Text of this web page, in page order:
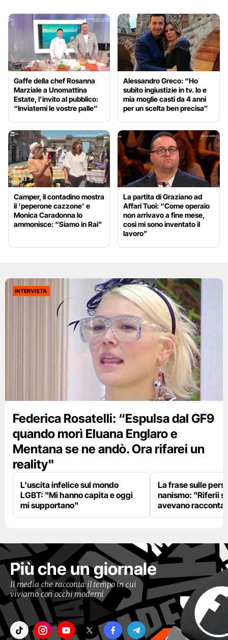
Gaffe della chef Rosanna
Marziale a Unomattina
Estate, l’invito al pubblico:
“Inviatemi le vostre palle”
Alessandro Greco: “Ho
subito ingiustizie in tv. Io e
mia moglie casti da 4 anni
per un scelta ben precisa”
Camper, il contadino mostra
il ‘peperone cazzone’ e
Monica Caradonna lo
ammonisce: “Siamo in Rai”
La partita di Graziano ad
Affari Tuoi: “Come operaio
non arrivavo a fine mese,
così mi sono inventato il
lavoro”
INTERVISTA
Federica Rosatelli: “Espulsa dal GF9
quando morì Eluana Englaro e
Mentana se ne andò. Ora rifarei un
reality"
L'uscita infelice sul mondo
LGBT: "Mi hanno capita e oggi
mi supportano"
La frase sulle
nanismo: "Riferii
avevano
Più che un giornale
Il media che racconta il tempo in cui
viviamo con occhi moderni